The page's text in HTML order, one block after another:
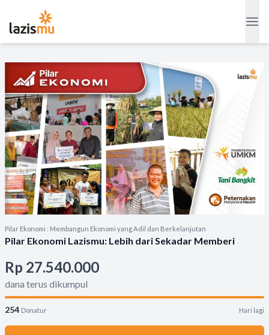
Pilar Ekonomi : Membangun Ekonomi yang Adil dan Berkelanjutan
Pilar Ekonomi Lazismu: Lebih dari Sekadar Memberi
Rp 27.540.000
dana terus dikumpul
254 Donatur Hari lagi